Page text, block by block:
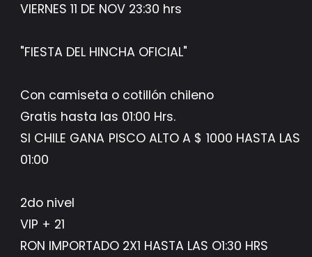
VIERNES 11 DE NOV 23:30 hrs
"FIESTA DEL HINCHA OFICIAL"
Con camiseta o cotillón chileno
Gratis hasta las 01:00 Hrs.
SI CHILE GANA PISCO ALTO A $ 1000 HASTA LAS
01:00
2do nivel
VIP + 21
RON IMPORTADO 2X1 HASTA LAS O1:30 HRS